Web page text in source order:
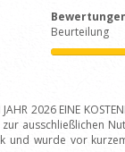
Beurteilung
2026 EINE
zur ausschließlichen
und wurde vor